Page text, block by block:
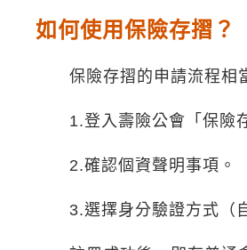
如何使用保險存摺？
保險存摺的申請流程相當
1.登入壽險公會「保險存
2.確認個資聲明事項。
3.選擇身分驗證方式（自